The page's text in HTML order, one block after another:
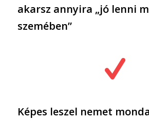
akarsz annyira „jó lenni
szemében”
Képes leszel nemet